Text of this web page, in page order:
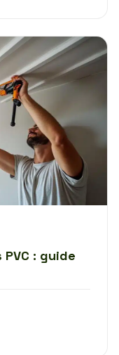
: guide